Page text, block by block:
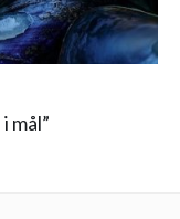
mål”